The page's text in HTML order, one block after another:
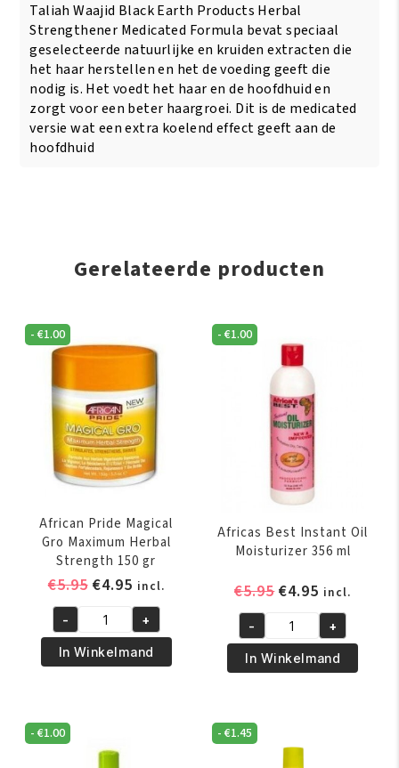
Taliah Waajid Black Earth Products Herbal
Strengthener Medicated Formula bevat speciaal
geselecteerde natuurlijke en kruiden extracten die
het haar herstellen en het de voeding geeft die
nodig is. Het voedt het haar en de hoofdhuid en
zorgt voor een beter haargroei. Dit is de medicated
versie wat een extra koelend effect geeft aan de
hoofdhuid
Gerelateerde producten
-€1.00
African Pride Magical
Gro Maximum Herbal
Strength 150 gr
€5.95 Oorspronkelijke
was:
€5.95.
€4.95Huidige
prijs
is:
€4.95.
incl.
African
Pride
Magical
Herbal
Strength
- +
In Winkelmand
-€1.00
Africas Best Instant Oil
Moisturizer 356 ml
€5.95
was:
€5.95.
€4.95 Huidige
prijs
is:
€4.95.
incl.
Africas
Best
Instant
Moisturizer
356
- +
In Winkelmand
-€1.00 -€1.45